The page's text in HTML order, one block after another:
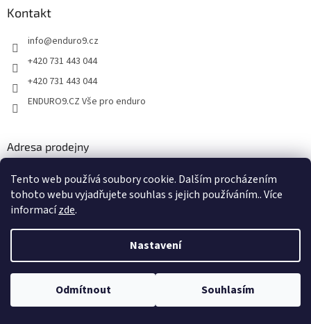
Tento web používá soubory cookie. Dalším procházením
tohoto webu vyjadřujete souhlas s jejich používáním.. Více
informacízde.
Nastavení
Odmítnout Souhlasím
Kontakt
info@enduro9.cz
+420 731 443 044
+420 731 443 044
ENDURO9.CZ Vše pro enduro
Adresa prodejny
Požárnická 182/19, Šumbark
736 01 Havířov